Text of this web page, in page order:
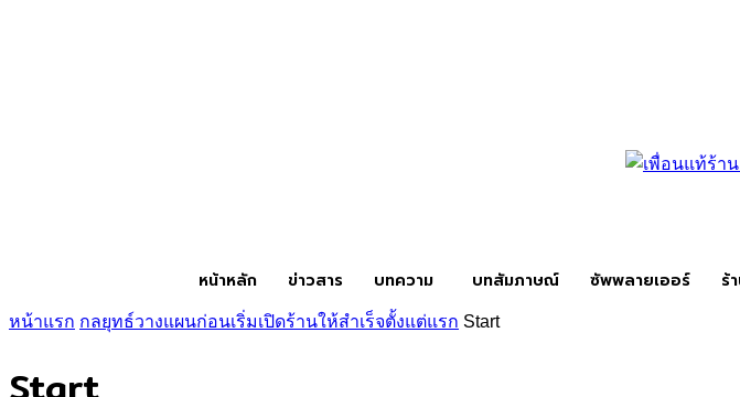
หน้าหลัก ข่าวสาร บทความ บทสัมภาษณ์ ซัพพลายเออร์ ร้
หน้าแรก กลยุทธ์วางแผนก่อนเริ่มเปิดร้านให้สำเร็จตั้งแต่แรก Start